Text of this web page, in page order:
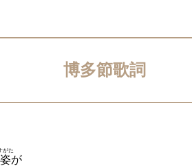
博多節歌詞
姿
がた
が